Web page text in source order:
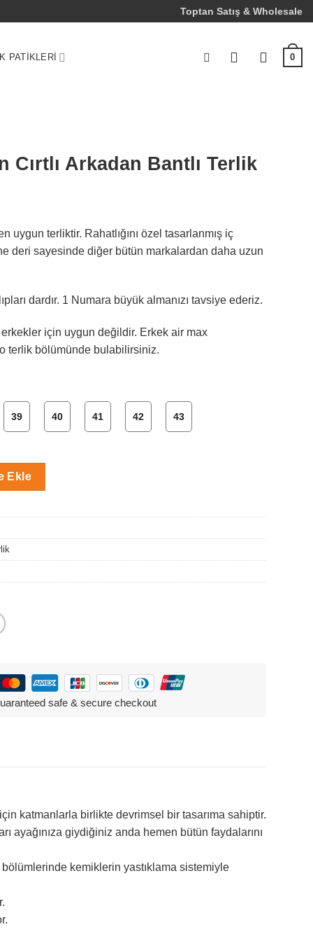
Toptan Satış & Wholesale
PATIKLERI 0
Cırtlı Arkadan Bantlı Terlik
uygun terliktir. Rahatlığını özel tasarlanmış iç
deri sayesinde diğer bütün markalardan daha uzun
dardır. 1 Numara büyük almanızı tavsiye ederiz.
için uygun değildir. Erkek air max
terlik bölümünde bulabilirsiniz.
39 40 41 42 43
Bantlı Terlik adet
Ekle
safe & secure checkout
katmanlarla birlikte devrimsel bir tasarıma sahiptir.
ayağınıza giydiğiniz anda hemen bütün faydalarını
kemiklerin yastıklama sistemiyle